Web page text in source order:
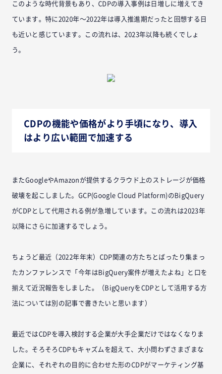
このような時代背景もあり、CDPの導入事例は日増しに増えてき
ています。特に2020年〜2022年は導入推進期だったと回想する日
も近いと感じています。この流れは、2023年以降も続くでしょ
う。
CDPの機能や価格がより 手頃になり、導入
はより広い範囲で加速する
またGoogleやAmazonが提供するクラウド上のストレージが価格
破壊を起こしました。GCP(Google Cloud Platform)のBigQuery
がCDPとして代用される例が急増しています。この流れは2023年
以降にさらに加速するでしょう。
ちょうど最近（2022年年末）CDP関連の方たちとばったり集まっ
たカンファレンスで「今年はBigQuery案件が増えたよね」と口を
揃えて近況報告をしました。（BigQueryをCDPとして活用する方
法については別の記事で書きたいと思います）
最近ではCDPを導入検討する企業が大手企業だけではなくなりま
した。そろそろCDPもキャズムを超えて、大小問わずさまざまな
企業に、それぞれの目的に合わせた形のCDPがマーケティング基